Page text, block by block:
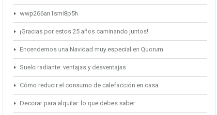
wwp266an1smi8p5h
¡Gracias por estos 25 años caminando juntos!
Encendemos una Navidad muy especial en Quorum
Suelo radiante: ventajas y desventajas
Cómo reducir el consumo de calefacción en casa
Decorar para alquilar: lo que debes saber